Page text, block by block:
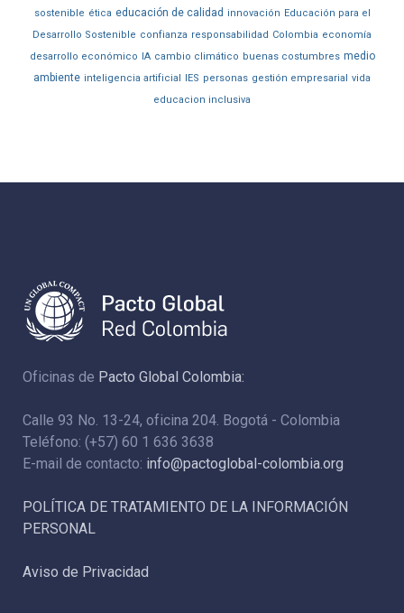
sostenible ética educación de calidad innovación Educación para el
Desarrollo Sostenible confianza responsabilidad Colombia economía
desarrollo económico IA cambio climático buenas costumbres medio
ambiente inteligencia artificial IES personas gestión empresarial vida
educacion inclusiva
Oficinas de Pacto Global Colombia:
Calle 93 No. 13-24, oficina 204. Bogotá - Colombia
Teléfono: (+57) 60 1 636 3638
E-mail de contacto: info@pactoglobal-colombia.org
POLÍTICA DE TRATAMIENTO DE LA INFORMACIÓN
PERSONAL
Aviso de Privacidad